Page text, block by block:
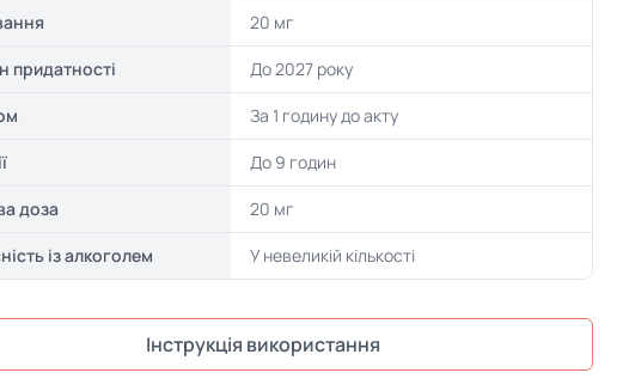
20 мг
придатності До 2027 року
За 1 годину до акту
До 9 годин
доза 20 мг
із алкоголем У невеликій кількості
Інструкція використання